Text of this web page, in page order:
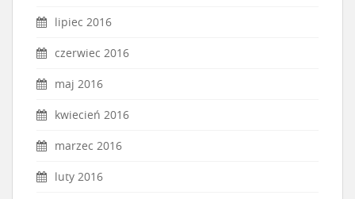
lipiec 2016
czerwiec 2016
maj 2016
kwiecień 2016
marzec 2016
luty 2016